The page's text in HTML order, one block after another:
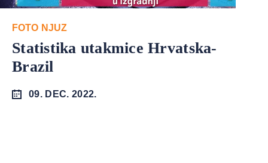
FOTO NJUZ
Statistika utakmice Hrvatska-
Brazil
09. DEC. 2022.